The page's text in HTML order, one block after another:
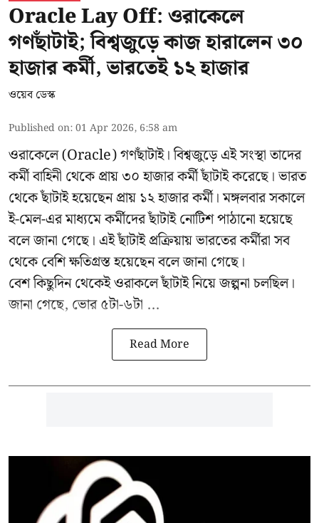
Oracle Lay Off: ওরাকেলে
গণছাঁটাই; বিশ্বজুড়ে কাজ হারালেন ৩০
হাজার কর্মী, ভারতেই ১২ হাজার
ওয়েব ডেস্ক
Published on:01 Apr 2026, 6:58 am
ওরাকেলে (Oracle) গণছাঁটাই। বিশ্বজুড়ে এই সংস্থা তাদের
কর্মী বাহিনী থেকে প্রায় ৩০ হাজার কর্মী ছাঁটাই করেছে। ভারত
থেকে ছাঁটাই হয়েছেন প্রায় ১২ হাজার কর্মী। মঙ্গলবার সকালে
ই-মেল-এর মাধ্যমে কর্মীদের ছাঁটাই নোটিশ পাঠানো হয়েছে
বলে জানা গেছে। এই ছাঁটাই প্রক্রিয়ায় ভারতের কর্মীরা সব
থেকে বেশি ক্ষতিগ্রস্ত হয়েছেন বলে জানা গেছে।
বেশ কিছুদিন থেকেই ওরাকলে ছাঁটাই নিয়ে জল্পনা চলছিল।
জানা গেছে, ভোর ৫টা-৬টা ...
Read More